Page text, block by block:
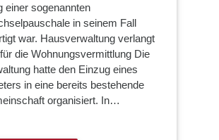
einer sogenannten
in seinem Fall
war. Hausverwaltung verlangt
die Wohnungsvermittlung Die
hatte den Einzug eines
in eine bereits bestehende
organisiert. In…